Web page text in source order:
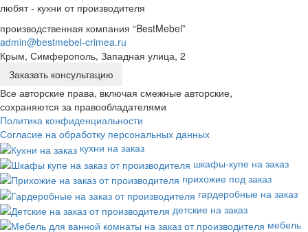
любят - кухни от производителя
производственная компания “BestMebel”
admin@bestmebel-crimea.ru
Крым, Симферополь, Западная улица, 2
Заказать консультацию
Все авторские права, включая смежные авторские,
сохраняются за правообладателями
Политика конфиденциальности
Согласие на обработку персональных данных
кухни на заказ
шкафы-купе на заказ
прихожие под заказ
гардеробные на заказ
детские на заказ
мебель